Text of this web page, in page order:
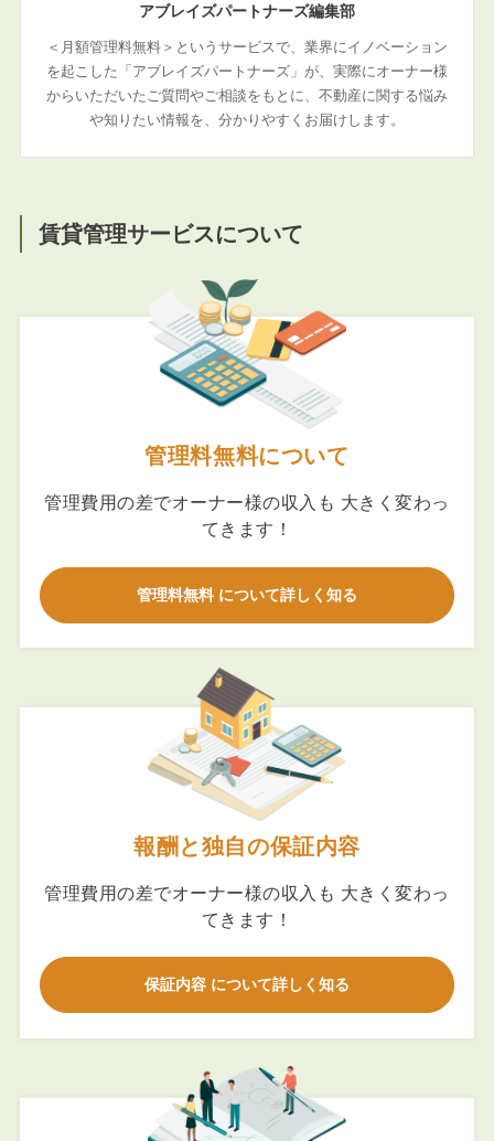
アブレイズパートナーズ編集部
＜月額管理料無料＞というサービスで、業界にイノベーション
を起こした「アブレイズパートナーズ」が、実際にオーナー様
からいただいたご質問やご相談をもとに、不動産に関する悩み
や知りたい情報を、分かりやすくお届けします。
賃貸管理サービスについて
管理料無料について
管理費用の差でオーナー様の収入も 大きく変わっ
てきます！
管理料無料 について詳しく知る
報酬と独自の保証内容
管理費用の差でオーナー様の収入も 大きく変わっ
てきます！
保証内容 について詳しく知る